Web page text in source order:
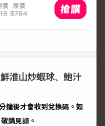
價 原價
$764
淮山炒蝦球、鮑汁
鐘後才會收到兌換碼。如
請見諒。